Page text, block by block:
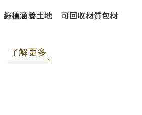
綠植涵養土地 可回收材質包材
了解更多